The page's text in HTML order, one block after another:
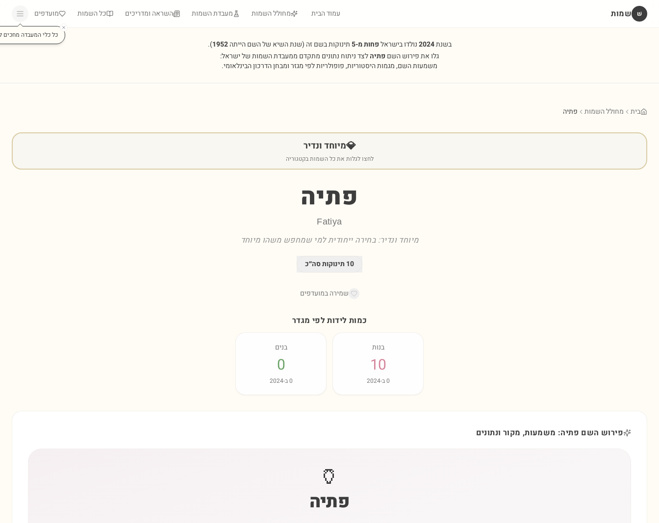
שׁ שמות עמוד הבית מחולל השמות מעבדת השמות השראה ומדריכים כל השמות מועדפים
כל כלי המעבדה מחכים
בשנת2024נולדו בישראלפחות מ-5 תינוקות בשם זה (שנת השיא של השם הייתה1952
).
גלו את פירוש השם פתיהלצד ניתוח נתונים מתקדם ממעבדת השמות של ישראל:
משמעות השם, מגמות היסטוריות, פופולריות לפי מגזר ומבחן הדרכון הבינלאומי.
בית מחולל השמות פתיה
💎מיוחד ונדיר
לחצו לגלות את כל השמות בקטגוריה
פתיה
Fatiya
מיוחד ונדיר: בחירה ייחודית למי שמחפש משהו מיוחד
10 תינוקות סה״כ
שמירה במועדפים
כמות לידות לפי מגדר
בנות
10
0ב-2024
בנים
0
0ב-2024
פירוש השם פתיה: משמעות, מקור ונתונים
🏺
פתיה